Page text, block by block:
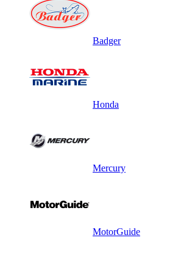
Badger
Honda
Mercury
MotorGuide